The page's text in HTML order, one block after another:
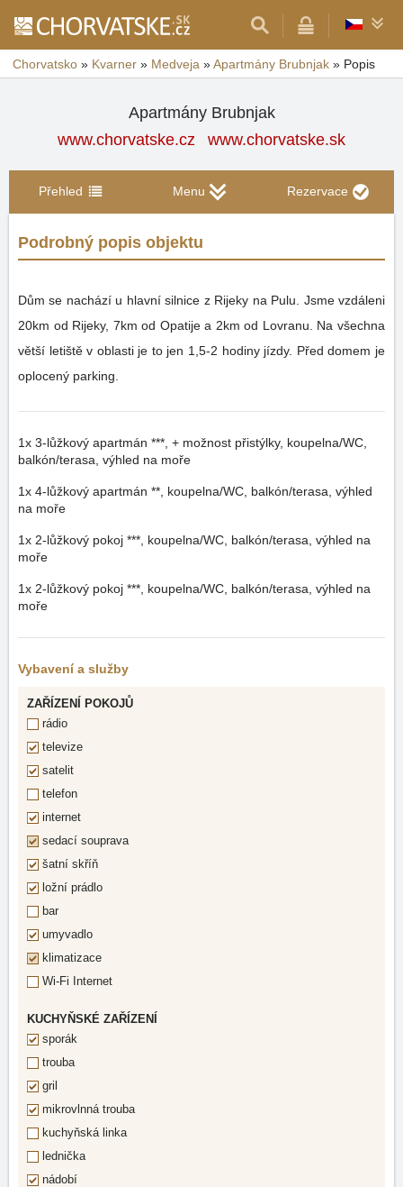
Chorvatsko » Kvarner » Medveja »Apartmány Brubnjak » Popis
Apartmány Brubnjak
www.chorvatske.cz
www.chorvatske.sk
Přehled Menu Rezervace
Podrobný popis objektu
Dům se nachází u hlavní silnice z Rijeky na Pulu. Jsme vzdáleni
20km od Rijeky, 7km od Opatije a 2km od Lovranu. Na všechna
větší letiště v oblasti je to jen 1,5-2 hodiny jízdy. Před domem je
oplocený parking.
1x
balkón/terasa, výhled na moře
1x
na moře
1x
moře
1x
moře
Vybavení a služby
ZAŘÍZENÍ POKOJŮ
rádio
televize
satelit
telefon
internet
sedací souprava
šatní skříň
ložní prádlo
bar
umyvadlo
klimatizace
Wi-Fi Internet
KUCHYŇSKÉ ZAŘÍZENÍ
sporák
trouba
gril
mikrovlnná trouba
kuchyňská linka
lednička
nádobí